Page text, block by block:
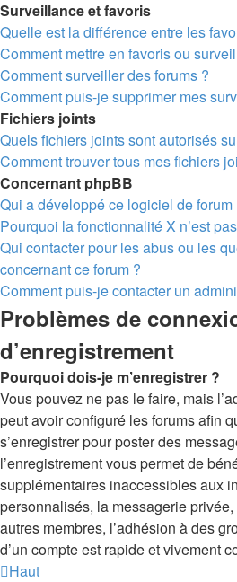
Surveillance et favoris
Quelle est la différence entre les
Comment mettre en favoris ou
Comment surveiller des forums ?
Comment puis-je supprimer mes
Fichiers joints
Quels fichiers joints sont autorisés
Comment trouver tous mes fichiers
Concernant phpBB
Qui a développé ce logiciel de forum
Pourquoi la fonctionnalité X n’est
Qui contacter pour les abus ou les
concernant ce forum ?
Comment puis-je contacter un
Problèmes de
d’enregistrement
Pourquoi dois-je m’enregistrer ?
Vous pouvez ne pas le faire, mais
peut avoir configuré les forums afin
s’enregistrer pour poster des
l’enregistrement vous permet de
supplémentaires inaccessibles aux
personnalisés, la messagerie
autres membres, l’adhésion à des
d’un compte est rapide et vivement
Haut